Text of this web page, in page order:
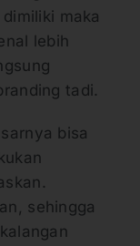
maka
lebih
tadi.
bisa
sehingga